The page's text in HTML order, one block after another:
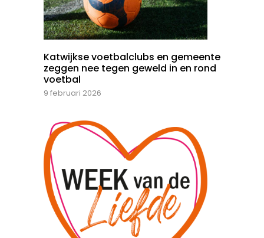
Katwijkse voetbalclubs en gemeente
zeggen nee tegen geweld in en rond
voetbal
9 februari 2026